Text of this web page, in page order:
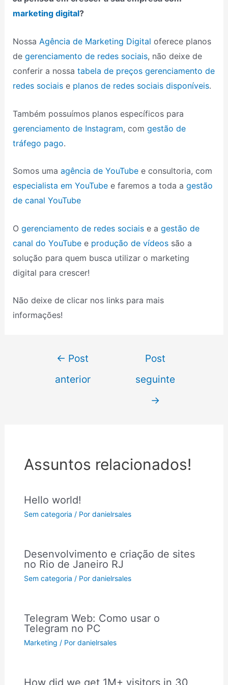
marketing digital?
Nossa Agência de Marketing Digital oferece planos
de gerenciamento de redes sociais, não deixe de
conferir a nossa tabela de preços gerenciamento de
redes sociaise planos de redes sociais disponíveis.
Também possuímos planos específicos para
gerenciamento de Instagram, com gestão de
tráfego pago.
Somos uma agência de YouTubee consultoria, com
especialista em YouTubee faremos a toda a gestão
de canal YouTube
O gerenciamento de redes sociaise a gestão de
canal do YouTubee produção de vídeossão a
solução para quem busca utilizar o marketing
digital para crescer!
Não deixe de clicar nos links para mais
informações!
← Post
anterior
Post
seguinte
→
Assuntos relacionados!
Hello world!
Sem categoria / Pordanielrsales
Desenvolvimento e criação de sites
no Rio de Janeiro RJ
Sem categoria / Pordanielrsales
Telegram Web: Como usar o
Telegram no PC
Marketing / Pordanielrsales
How did we get 1M+ visitors in 30